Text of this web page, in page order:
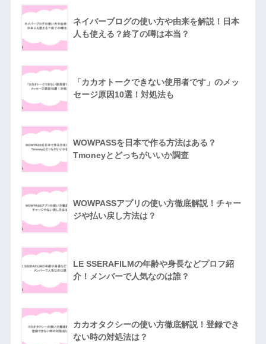
ネイバーブログの使い方や由来を解説！日本
人も使える？終了の噂は本当？
「カカオトークできない使用者です」のメッ
セージ原因10選！対処法も
WOWPASSを日本で作る方法はある？
Tmoneyとどっちがいいか調査
WOWPASSアプリの使い方徹底解説！チャー
ジや払い戻し方法は？
LE SSERAFILMの年齢や身長などプロフ紹
介！メンバーで人気なのは誰？
カカオタクシーの使い方徹底解説！登録でき
ない時の対処法は？